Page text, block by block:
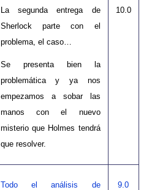
La segunda entrega de
Sherlock parte con el
problema, el caso…
Se presenta bien la
problemática y ya nos
empezamos a sobar las
manos con el nuevo
misterio que Holmes tendrá
que resolver.
10.0
Todo el análisis de
9.0